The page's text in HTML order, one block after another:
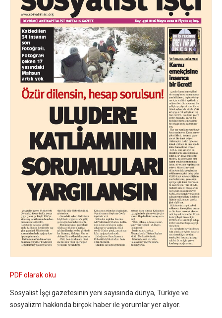
PDF olarak oku
Sosyalist İşçi gazetesinin yeni sayısında dünya, Türkiye ve
sosyalizm hakkında birçok haber ile yorumlar yer alıyor.